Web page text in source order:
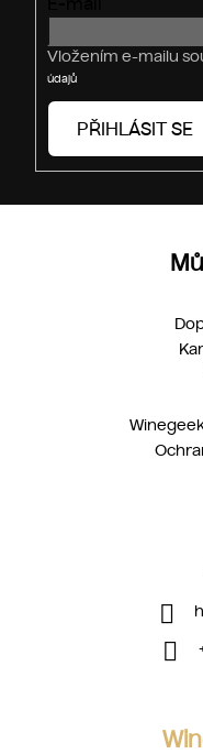
Vložením e-mailu
údajů
PŘIHLÁSIT SE